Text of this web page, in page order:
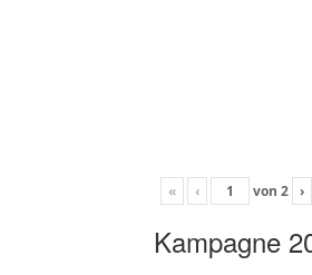
« ‹ von 2 ›
Kampagne